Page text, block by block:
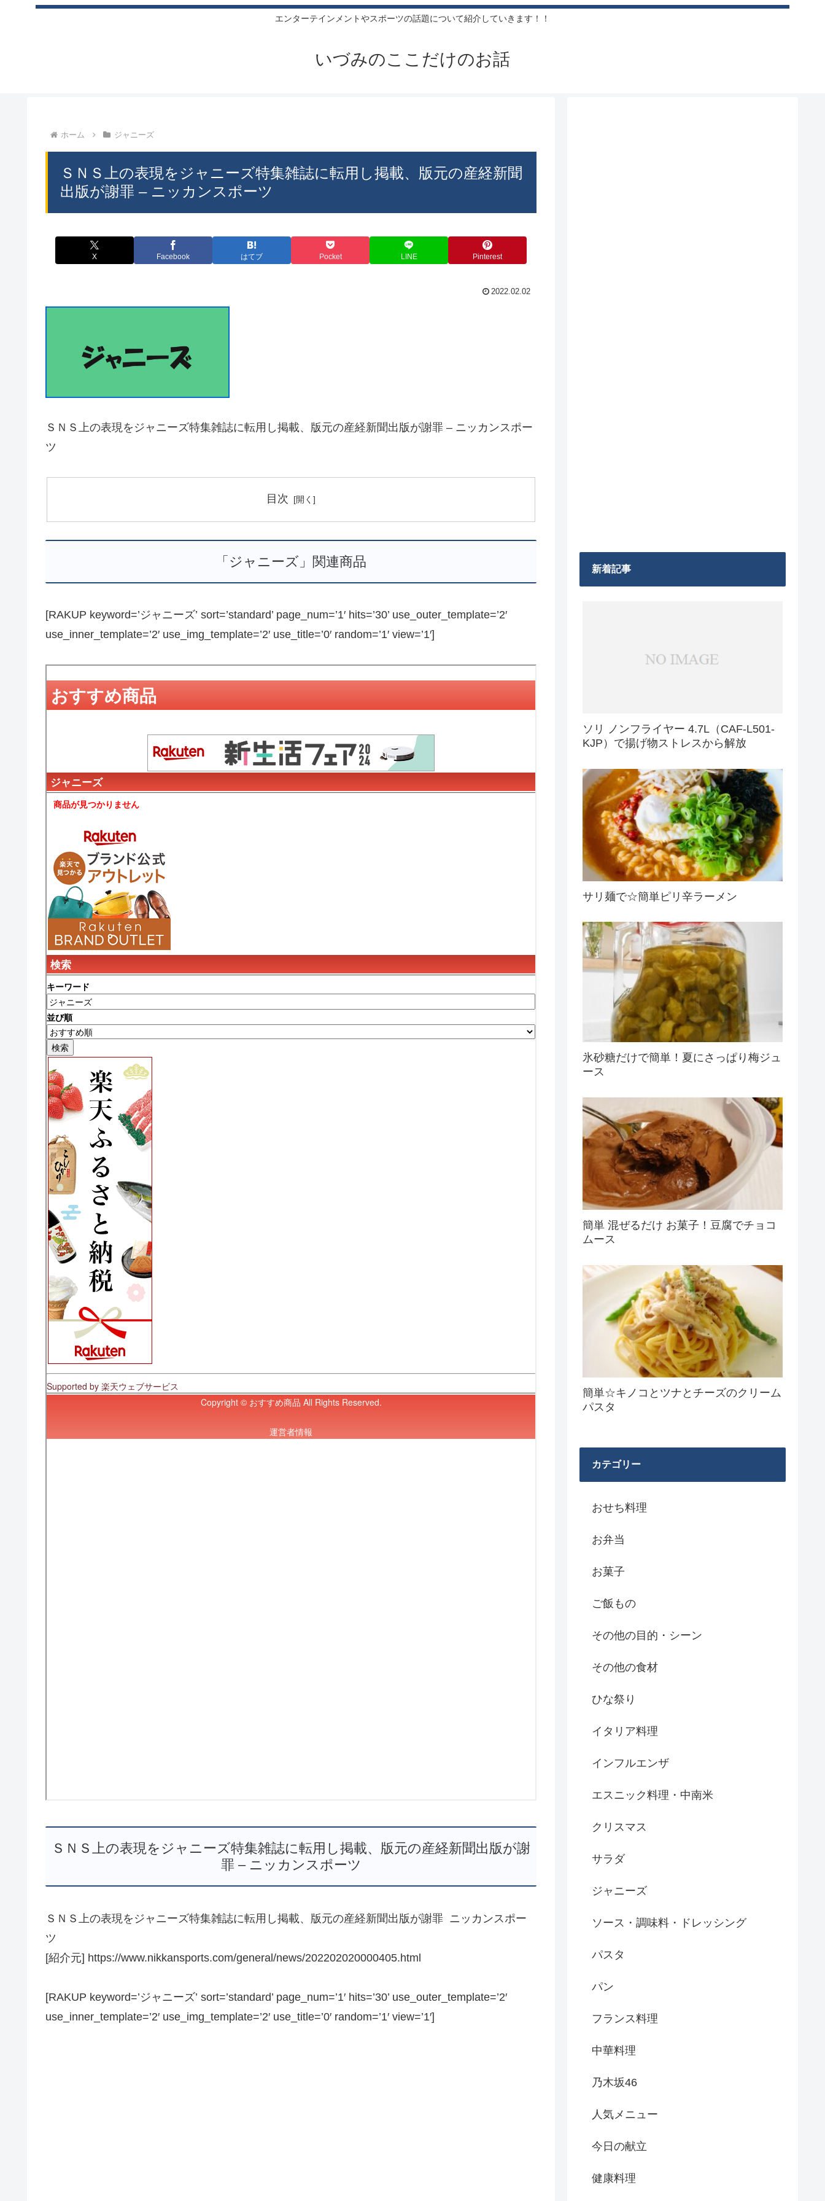
エンターテインメントやスポーツの話題について紹介していきます！！
いづみのここだけのお話
ホーム ジャニーズ
ＳＮＳ上の表現をジャニーズ特集雑誌に転用し掲載、版元の産経新聞
出版が謝罪 – ニッカンスポーツ
X Facebook はてブ Pocket LINE Pinterest
2022.02.02
ＳＮＳ上の表現をジャニーズ特集雑誌に転用し掲載、版元の産経新聞出版が謝罪 – ニッカンスポー
ツ
目次
「ジャニーズ」関連商品
[RAKUP keyword=’ジャニーズ’ sort=’standard’ page_num=’1′ hits=’30’ use_outer_template=’2′
use_inner_template=’2′ use_img_template=’2′ use_title=’0′ random=’1′ view=’1′]
ＳＮＳ上の表現をジャニーズ特集雑誌に転用し掲載、版元の産経新聞出版が謝
罪 – ニッカンスポーツ
ＳＮＳ上の表現をジャニーズ特集雑誌に転用し掲載、版元の産経新聞出版が謝罪 ニッカンスポー
ツ
[紹介元] https://www.nikkansports.com/general/news/202202020000405.html
[RAKUP keyword=’ジャニーズ’ sort=’standard’ page_num=’1′ hits=’30’ use_outer_template=’2′
use_inner_template=’2′ use_img_template=’2′ use_title=’0′ random=’1′ view=’1′]
新着記事
ソリ ノンフライヤー 4.7L（CAF-L501-
KJP）で揚げ物ストレスから解放
サリ麺で☆簡単ピリ辛ラーメン
氷砂糖だけで簡単！夏にさっぱり梅ジュ
ース
簡単 混ぜるだけ お菓子！豆腐でチョコ
ムース
簡単☆キノコとツナとチーズのクリーム
パスタ
カテゴリー
おせち料理
お弁当
お菓子
ご飯もの
その他の目的・シーン
その他の食材
ひな祭り
イタリア料理
インフルエンザ
エスニック料理・中南米
クリスマス
サラダ
ジャニーズ
ソース・調味料・ドレッシング
パスタ
パン
フランス料理
中華料理
乃木坂46
人気メニュー
今日の献立
健康料理